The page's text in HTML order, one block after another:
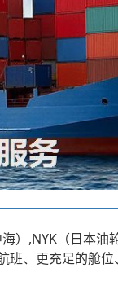
）,NYK（日本
、更充足的舱